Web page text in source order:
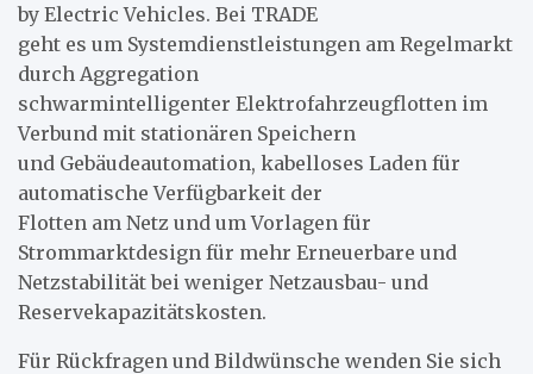
by Electric Vehicles. Bei TRADE
geht es um Systemdienstleistungen am Regelmarkt
durch Aggregation
schwarmintelligenter Elektrofahrzeugflotten im
Verbund mit stationären Speichern
und Gebäudeautomation, kabelloses Laden für
automatische Verfügbarkeit der
Flotten am Netz und um Vorlagen für
Strommarktdesign für mehr Erneuerbare und
Netzstabilität bei weniger Netzausbau- und
Reservekapazitätskosten.
Für Rückfragen und Bildwünsche wenden Sie sich